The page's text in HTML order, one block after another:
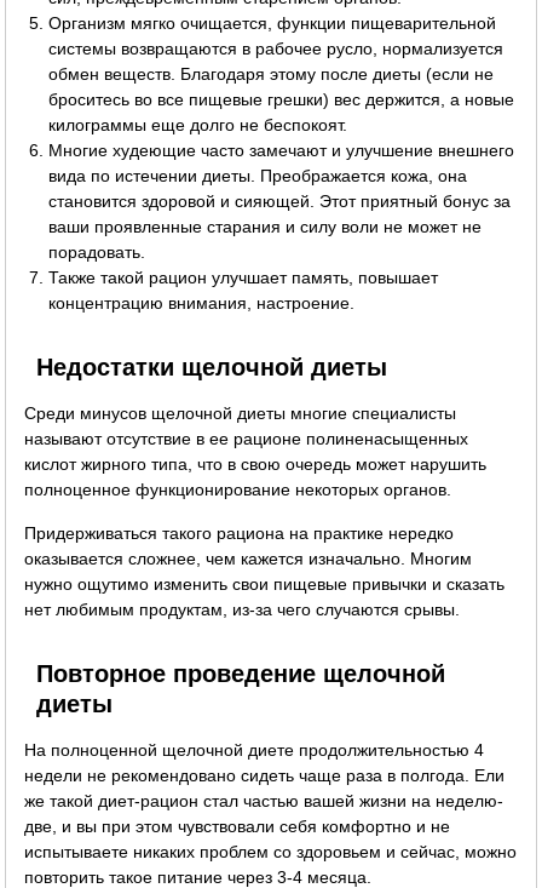
Организм мягко очищается, функции пищеварительной
системы возвращаются в рабочее русло, нормализуется
обмен веществ. Благодаря этому после диеты (если не
броситесь во все пищевые грешки) вес держится, а новые
килограммы еще долго не беспокоят.
Многие худеющие часто замечают и улучшение внешнего
вида по истечении диеты. Преображается кожа, она
становится здоровой и сияющей. Этот приятный бонус за
ваши проявленные старания и силу воли не может не
порадовать.
Также такой рацион улучшает память, повышает
концентрацию внимания, настроение.
Недостатки щелочной диеты
Среди минусов щелочной диеты многие специалисты
называют отсутствие в ее рационе полиненасыщенных
кислот жирного типа, что в свою очередь может нарушить
полноценное функционирование некоторых органов.
Придерживаться такого рациона на практике нередко
оказывается сложнее, чем кажется изначально. Многим
нужно ощутимо изменить свои пищевые привычки и сказать
нет любимым продуктам, из-за чего случаются срывы.
Повторное проведение щелочной
диеты
На полноценной щелочной диете продолжительностью 4
недели не рекомендовано сидеть чаще раза в полгода. Ели
же такой диет-рацион стал частью вашей жизни на неделю-
две, и вы при этом чувствовали себя комфортно и не
испытываете никаких проблем со здоровьем и сейчас, можно
повторить такое питание через 3-4 месяца.